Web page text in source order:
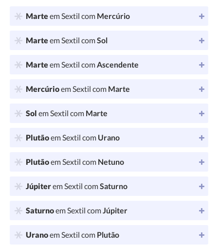
Marteem Sextil com Mercúrio
Marteem Sextil comSol
Marteem Sextil comAscendente
Mercúrioem Sextil com Marte
Sol em Sextil com Marte
Plutãoem Sextil com Urano
Plutãoem Sextil com Netuno
Júpiterem Sextil comSaturno
Saturnoem Sextil comJúpiter
Uranoem Sextil com Plutão